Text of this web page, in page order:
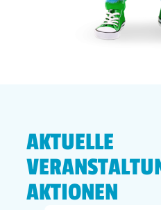
AKTUELLE
AKTIONEN